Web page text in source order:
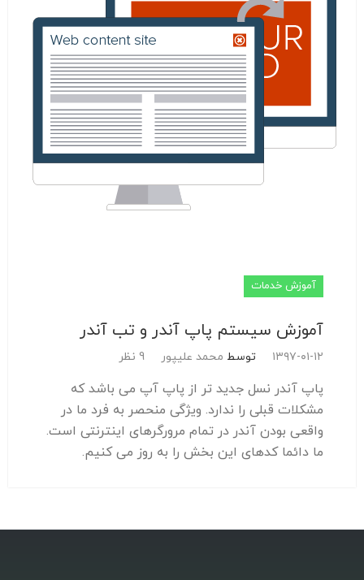
آموزش خدمات
آموزش سیستم پاپ آندر و تب آندر
۱۳۹۷-۰۱-۱۲ توسط محمد علیپور 9 نظر
پاپ آندر نسل جدید تر از پاپ آپ می باشد که
مشکلات قبلی را ندارد. ویژگی منحصر به فرد ما در
واقعی بودن آندر در تمام مرورگرهای اینترنتی است.
ما دائما کدهای این بخش را به روز می کنیم.